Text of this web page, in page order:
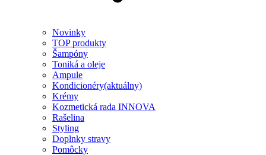
Novinky
TOP produkty
Šampóny
Toniká a oleje
Ampule
Kondicionéry(aktuálny)
Krémy
Kozmetická rada INNOVA
Rašelina
Styling
Doplnky stravy
Pomôcky